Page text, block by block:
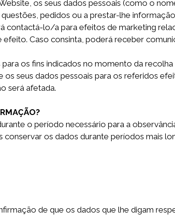
os seus dados pessoais (como o
pedidos ou a prestar-lhe
contactá-lo/a para efeitos de marketing
Caso consinta, poderá receber
os fins indicados no momento da
seus dados pessoais para os referidos
será afetada.
o período necessário para a
os dados durante períodos mais
de que os dados que lhe digam